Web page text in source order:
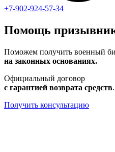
+7-902-924-57-34
Помощь
Поможем получить военный
на законных основаниях.
Официальный договор
с гарантией возврата средств.
Получить консультацию